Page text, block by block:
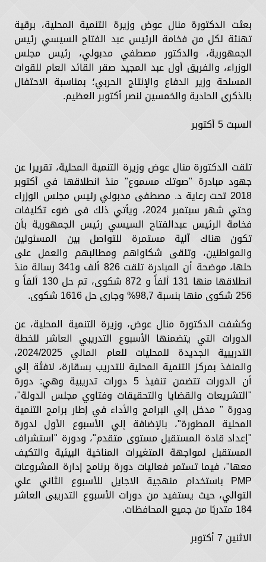
بعثت الدكتورة منال عوض وزيرة التنمية المحلية، برقية
تهنئة لكل من فخامة الرئيس عبد الفتاح السيسي رئيس
الجمهورية، والدكتور مصطفي مدبولي، رئيس مجلس
الوزراء، والفريق أول عبد المجيد صقر القائد العام للقوات
المسلحة وزير الدفاع والإنتاج الحربي؛ بمناسبة الاحتفال
بالذكرى الحادية والخمسين لنصر أكتوبر العظيم.
السبت 5 أكتوبر
تلقت الدكتورة منال عوض وزيرة التنمية المحلية، تقريرا عن
جهود مبادرة "صوتك مسموع" منذ انطلاقها في أكتوبر
2018 تحت رعاية د. مصطفى مدبولي رئيس مجلس الوزراء
وحتي شهر سبتمبر 2024، ويأتي ذلك فى ضوء تكليفات
فخامة الرئيس عبدالفتاح السيسي رئيس الجمهورية بأن
تكون هناك آلية مستمرة للتواصل بين المسئولين
والمواطنين، وتلقى شكاواهم ومطالبهم والعمل على
حلها، موضحة أن المبادرة تلقت 826 ألف و341 رسالة منذ
انطلاقها منها 131 ألفاً و 872 شكوى، تم حل 130 ألفاً و
256 شكوى منها بنسبة 98,7% وجارى حل 1616 شكوى.
وكشفت الدكتورة منال عوض، وزيرة التنمية المحلية، عن
الدورات التي يتضمنها الأسبوع التدريبي العاشر للخطة
التدريبية الجديدة للمحليات للعام المالي 2024/2025،
والمنفذ بمركز التنمية المحلية للتدريب بسقارة، لافتًة إلي
أن الدورات تتضمن تنفيذ 5 دورات تدريبية وهي: دورة
"التشريعات والقضايا والتحقيقات وفتاوي مجلس الدولة"،
ودورة " مدخل إلي البرامج والأداء في إطار برامج التنمية
المحلية المطورة"، بالإضافة إلي الأسبوع الأول لدورة
"إعداد قادة المستقبل مستوى متقدم"، ودورة "استشراف
المستقبل لمواجهة المتغيرات المناخية البيئية والتكيف
معها"، فيما تستمر فعاليات دورة برنامج إدارة المشروعات
PMP باستخدام منهجية الاجايل للأسبوع الثاني علي
التوالي، حيث يستفيد من دورات الأسبوع التدريبى العاشر
184 متدربًا من جميع المحافظات.
الاثنين 7 أكتوبر